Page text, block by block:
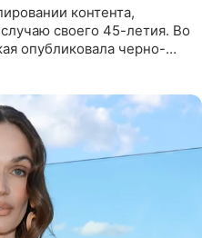
контента,
своего 45-летия. Во
опубликовала черно-